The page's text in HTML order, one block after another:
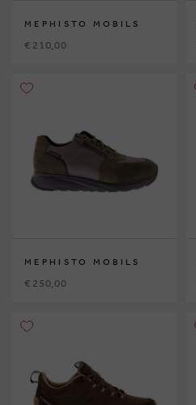
MEPHISTO MOBILS
€ 210,00
MEPHISTO MOBILS
€ 250,00